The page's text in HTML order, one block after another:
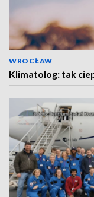
WROCŁAW
Klimatolog: tak